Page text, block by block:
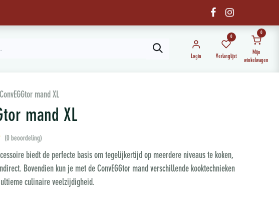
Login
0
Verlanglijst
0
Mijn
winkelwagen
ConvEGGtor mand XL
mand XL
(0 beoordeling)
biedt de perfecte basis om tegelijkertijd op meerdere niveaus te koken,
Bovendien kun je met de ConvEGGtor mand verschillende kooktechnieken
culinaire veelzijdigheid.